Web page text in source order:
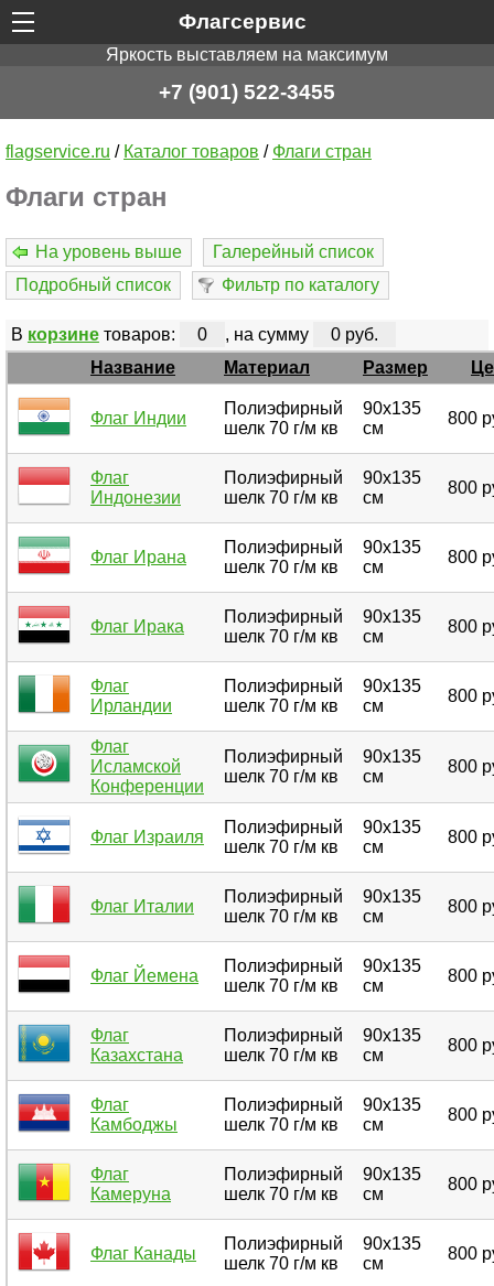
Флагсервис
Яркость выставляем на максимум
+7 (901) 522-3455
flagservice.ru / Каталог товаров / Флаги стран
Флаги стран
На уровень выше
Галерейный список
Подробный список
Фильтр по каталогу
В корзинетоваров: 0 , на сумму
0 руб.
Название
Материал Размер
Флаг Индии
Полиэфирный
шелк 70 г/м кв
90х135
см
800
Флаг
Индонезии
Полиэфирный
шелк 70 г/м кв
90х135
см
800
Флаг Ирана
Полиэфирный
шелк 70 г/м кв
90х135
см
800
Флаг Ирака
Полиэфирный
шелк 70 г/м кв
90х135
см
800
Флаг
Ирландии
Полиэфирный
шелк 70 г/м кв
90х135
см
800
Флаг
Исламской
Конференции
Полиэфирный
шелк 70 г/м кв
90х135
см
800
Флаг Израиля
Полиэфирный
шелк 70 г/м кв
90х135
см
800
Флаг Италии
Полиэфирный
шелк 70 г/м кв
90х135
см
800
Флаг Йемена
Полиэфирный
шелк 70 г/м кв
90х135
см
800
Флаг
Казахстана
Полиэфирный
шелк 70 г/м кв
90х135
см
800
Флаг
Камбоджы
Полиэфирный
шелк 70 г/м кв
90х135
см
800
Флаг
Камеруна
Полиэфирный
шелк 70 г/м кв
90х135
см
800
Флаг Канады
Полиэфирный
шелк 70 г/м кв
90х135
см
800